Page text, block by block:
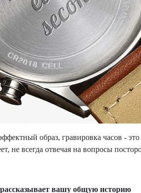
образ, гравировка часов -
не всегда отвечая на вопросы
вашу общую историю